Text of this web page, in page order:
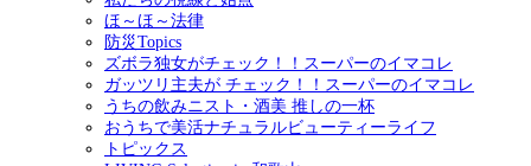
ほ～ほ～法律
防災Topics
ズボラ独女がチェック！！スーパーのイマコレ
ガッツリ主夫が チェック！！スーパーのイマコレ
うちの飲みニスト・酒美 推しの一杯
おうちで美活ナチュラルビューティーライフ
トピックス